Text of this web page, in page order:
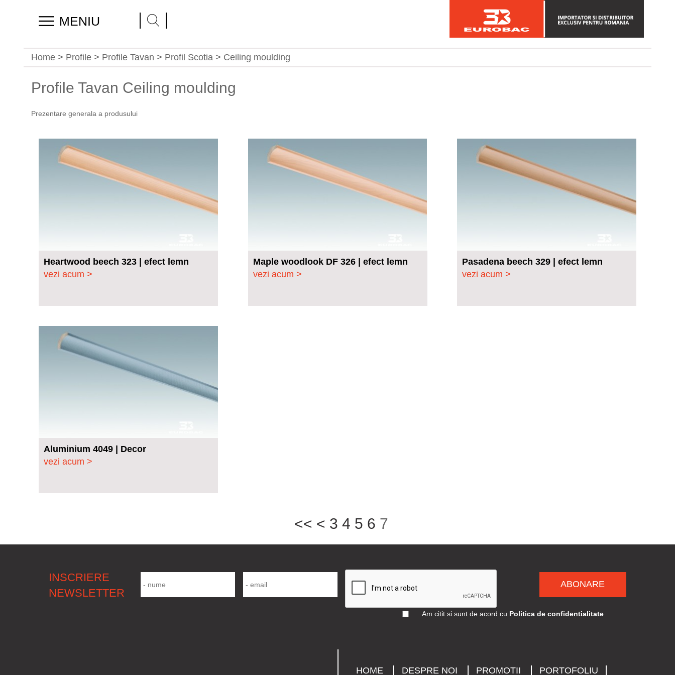
MENIU
Home > Profile > Profile Tavan > Profil Scotia > Ceiling moulding
Profile Tavan Ceiling moulding
Prezentare generala a produsului
Heartwood beech 323 | efect lemn
vezi acum >
Maple woodlook DF 326 | efect lemn
vezi acum >
Pasadena beech 329 | efect lemn
vezi acum >
Aluminium 4049 | Decor
vezi acum >
<< < 3 4 5 6 7
INSCRIERE
NEWSLETTER
ABONARE
Am citit si sunt de acord cu Politica de confidentialitate
HOME DESPRE NOI PROMOTII PORTOFOLIU